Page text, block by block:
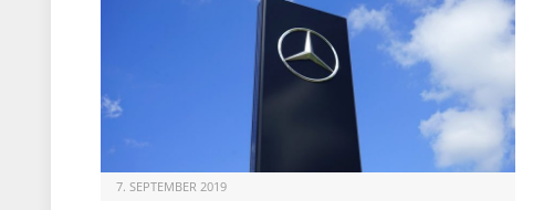
7. SEPTEMBER 2019